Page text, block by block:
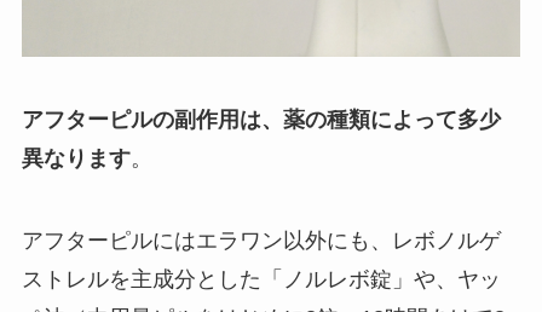
アフターピルの副作用は、薬の種類によって多少
異なります。
アフターピルにはエラワン以外にも、レボノルゲ
ストレルを主成分とした「ノルレボ錠」や、ヤッ